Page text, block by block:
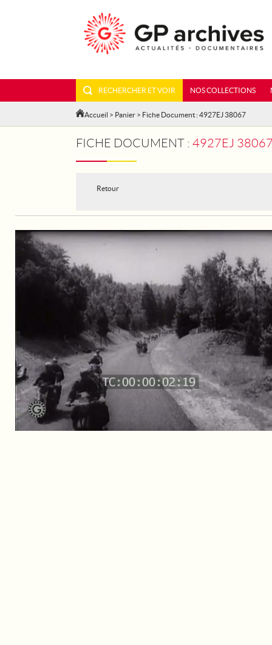
RECHERCHER ET VOIR NOS COLLECTIONS
Accueil > Panier > Fiche Document : 4927EJ 38067
FICHE DOCUMENT : 4927EJ 38067 -
Retour